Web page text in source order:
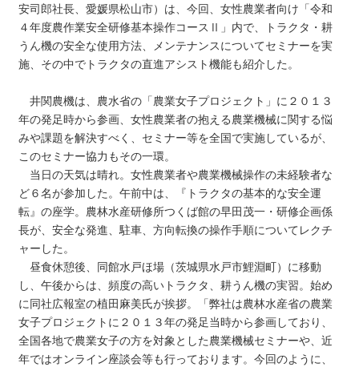
安司郎社長、愛媛県松山市）は、今回、女性農業者向け「令和
４年度農作業安全研修基本操作コースⅡ」内で、トラクタ・耕
うん機の安全な使用方法、メンテナンスについてセミナーを実
施、その中でトラクタの直進アシスト機能も紹介した。
井関農機は、農水省の「農業女子プロジェクト」に２０１３
年の発足時から参画、女性農業者の抱える農業機械に関する悩
みや課題を解決すべく、セミナー等を全国で実施しているが、
このセミナー協力もその一環。
当日の天気は晴れ。女性農業者や農業機械操作の未経験者な
ど６名が参加した。午前中は、『トラクタの基本的な安全運
転』の座学。農林水産研修所つくば館の早田茂一・研修企画係
長が、安全な発進、駐車、方向転換の操作手順についてレクチ
ャーした。
昼食休憩後、同館水戸ほ場（茨城県水戸市鯉淵町）に移動
し、午後からは、頻度の高いトラクタ、耕うん機の実習。始め
に同社広報室の植田麻美氏が挨拶。「弊社は農林水産省の農業
女子プロジェクトに２０１３年の発足当時から参画しており、
全国各地で農業女子の方を対象とした農業機械セミナーや、近
年ではオンライン座談会等も行っております。今回のように、